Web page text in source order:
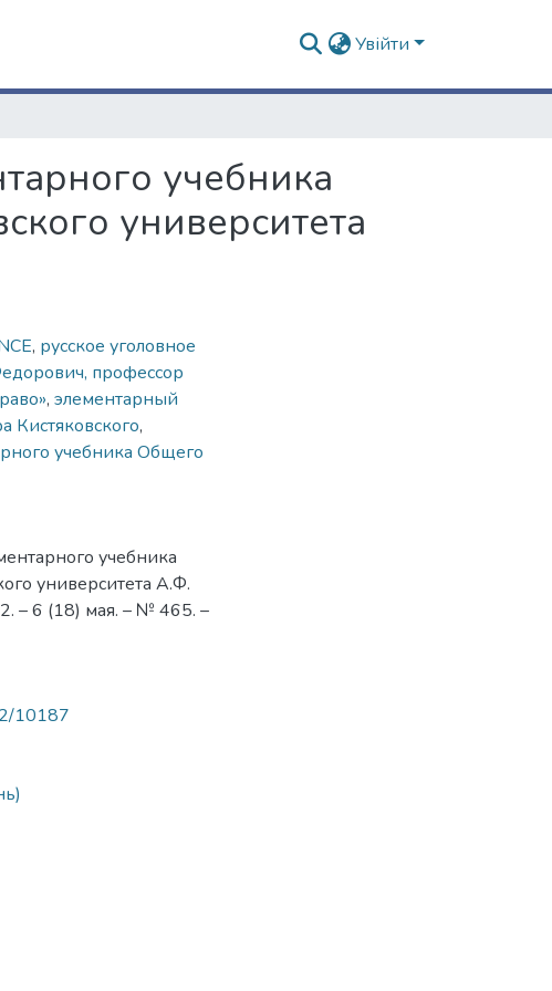
Увійти
учебника
университета
, русское уголовное
профессор
, элементарный
Кистяковского,
учебника Общего
учебника
университета А.Ф.
– 6 (18) мая. – № 465. –
10187